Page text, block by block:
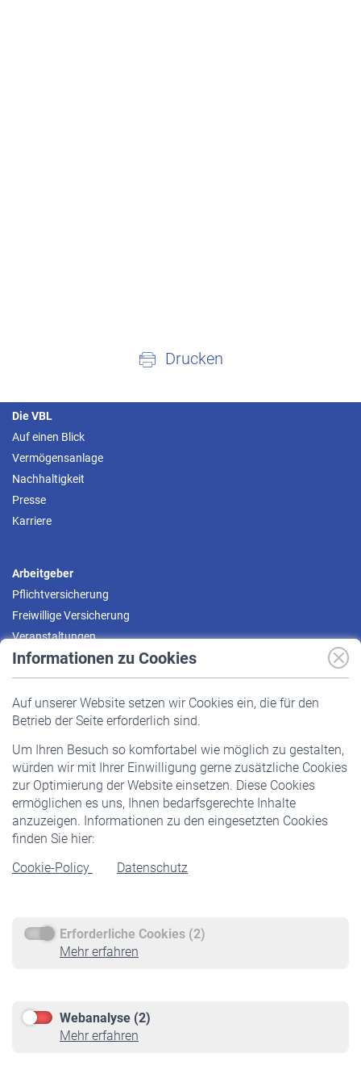
Informationen zu Cookies
Auf unserer Website setzen wir Cookies ein, die für den
Betrieb der Seite erforderlich sind.
Um Ihren Besuch so komfortabel wie möglich zu gestalten,
würden wir mit Ihrer Einwilligung gerne zusätzliche Cookies
zur Optimierung der Website einsetzen. Diese Cookies
ermöglichen es uns, Ihnen bedarfsgerechte Inhalte
anzuzeigen. Informationen zu den eingesetzten Cookies
finden Sie hier:
Cookie-Policy
Datenschutz
Erforderliche Cookies (2)
Mehr erfahren
Webanalyse (2)
Mehr erfahren
Drucken
Die VBL
Auf einen Blick
Vermögensanlage
Nachhaltigkeit
Presse
Karriere
Arbeitgeber
Pflichtversicherung
Freiwillige Versicherung
Veranstaltungen
Pflichtversicherung
Staatliche Förderung
Veranstaltungen
Rentner
Rentenbeginn
Rente beantragen
Service
Informationen
Online-Rechner
VBLnewsletter